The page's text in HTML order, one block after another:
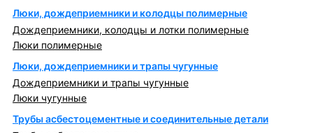
Люки, дождеприемники и колодцы полимерные
Дождеприемники, колодцы и лотки полимерные
Люки полимерные
Люки, дождеприемники и трапы чугунные
Дождеприемники и трапы чугунные
Люки чугунные
Трубы асбестоцементные и соединительные детали